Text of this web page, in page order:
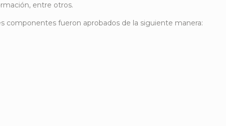
entre otros.
componentes fueron aprobados de la siguiente manera: